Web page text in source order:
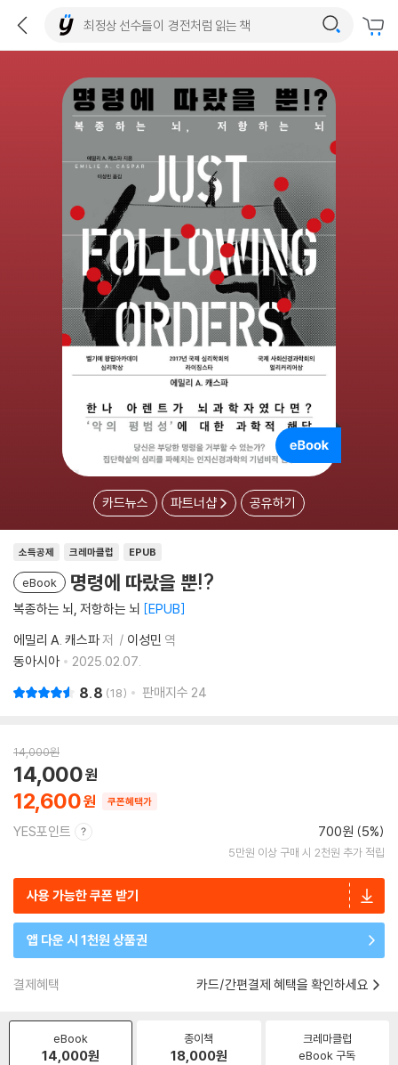
카드뉴스 파트너샵 공유하기
소득공제 크레마클럽 EPUB
eBook 명령에 따랐을 뿐!?
복종하는 뇌, 저항하는 뇌 EPUB
에밀리 A. 캐스파저 이성민 역
동아시아
2025.02.07.
8.8 18 판매지수 24
14,000원
12,600
14,000
쿠폰혜택가
YES포인트 700원 (5%)
5만원 이상 구매 시 2천원 추가 적립
사용 가능한 쿠폰 받기
앱 다운 시 1천원 상품권
결제혜택 카드/간편결제 혜택을 확인하세요
eBook
14,000원
종이책
18,000원
크레마클럽
eBook 구독